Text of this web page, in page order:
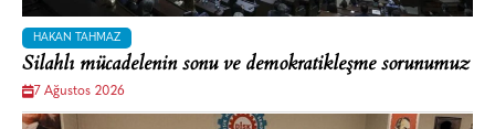
HAKAN TAHMAZ
Silahlı mücadelenin sonu ve demokratikleşme sorunumuz
7 Ağustos 2026